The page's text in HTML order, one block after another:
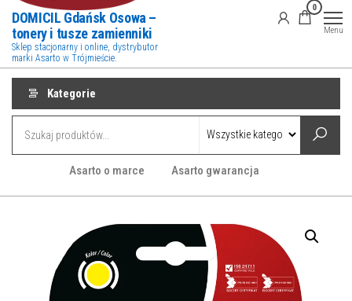
DOMICIL Gdańsk Osowa –
tonery i tusze zamienniki
Sklep stacjonarny i online, dystrybutor
marki Asarto w Trójmieście.
0
Menu
Kategorie
Asarto o marce Asarto gwarancja